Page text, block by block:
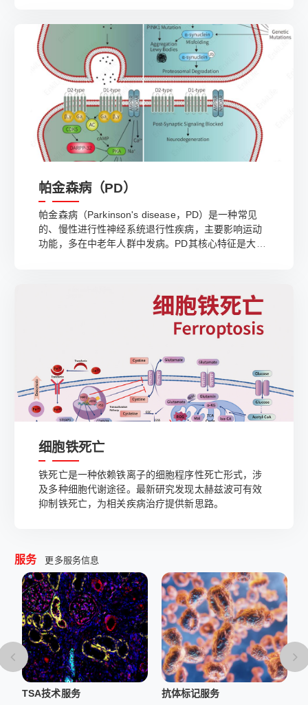
帕金森病（PD）
帕金森病（Parkinson's disease，PD）是一种常见
的、慢性进行性神经系统退行性疾病，主要影响运动
功能，多在中老年人群中发病。PD其核心特征是大脑
细胞铁死亡
铁死亡是一种依赖铁离子的细胞程序性死亡形式，涉
及多种细胞代谢途径。最新研究发现太赫兹波可有效
抑制铁死亡，为相关疾病治疗提供新思路。
服务 更多服务信息
TSA技术服务 抗体标记服务